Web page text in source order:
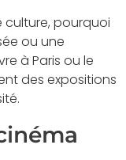
culture, pourquoi
ou une
à Paris ou le
des expositions